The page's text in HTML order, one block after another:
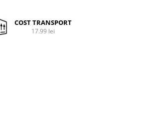
COST TRANSPORT
17.99 lei